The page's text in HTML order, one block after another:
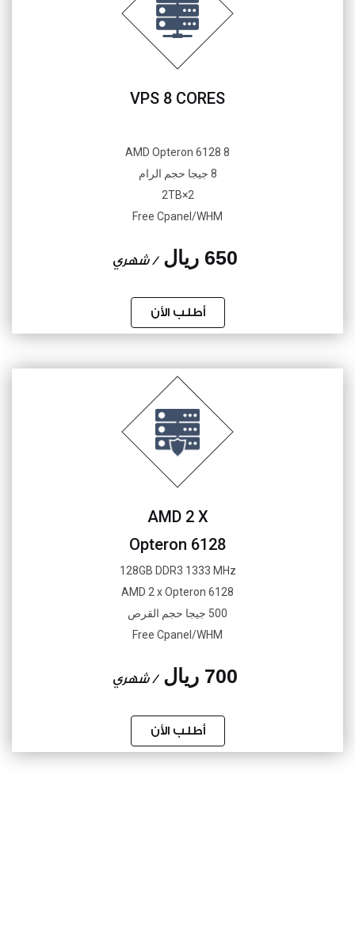
VPS 8 CORES
8 AMD Opteron 6128
8 جيجا حجم الرام
2×2TB
Free Cpanel/WHM
650 ريال / شهري
أطلب الأن
AMD 2 X
Opteron 6128
128GB DDR3 1333 MHz
AMD 2 x Opteron 6128
500 جيجا حجم القرص
Free Cpanel/WHM
700 ريال / شهري
أطلب الأن